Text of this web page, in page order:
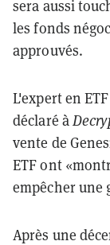
sera aussi
les fonds
approuvés.
L'expert en
déclaré à
vente de
ETF ont
empêcher une
Après une